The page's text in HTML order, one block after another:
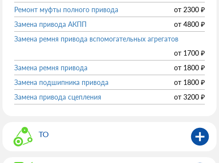
Ремонт муфты полного привода
от 2300 ₽
Замена привода АКПП
от 4800 ₽
Замена ремня привода вспомогательных агрегатов
от 1700 ₽
Замена ремня привода
от 1800 ₽
Замена подшипника привода
от 1800 ₽
Замена привода сцепления
от 3200 ₽
ТО